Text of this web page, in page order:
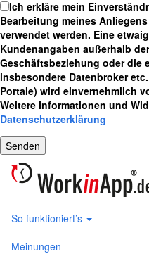
Ich erkläre mein
Bearbeitung meines
verwendet werden. Eine
Kundenangaben außerhalb
Geschäftsbeziehung oder die
insbesondere Datenbroker
Portale) wird einvernehmlich
Weitere Informationen und
Datenschutzerklärung
So funktioniert’s
Meinungen